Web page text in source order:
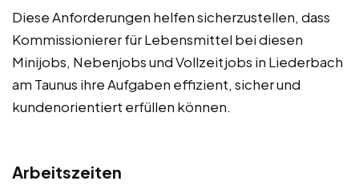
Diese Anforderungen helfen sicherzustellen, dass
Kommissionierer für Lebensmittel bei diesen
Minijobs, Nebenjobs und Vollzeitjobs in Liederbach
am Taunus ihre Aufgaben effizient, sicher und
kundenorientiert erfüllen können.
Arbeitszeiten